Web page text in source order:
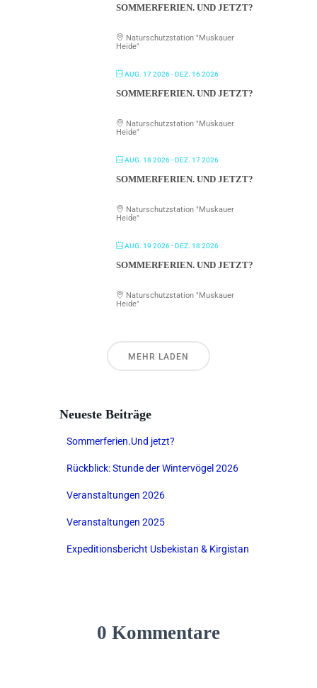
SOMMERFERIEN. UND JETZT?
Naturschutzstation "Muskauer
Heide"
AUG. 17 2026- DEZ. 16 2026
SOMMERFERIEN. UND JETZT?
Naturschutzstation "Muskauer
Heide"
AUG. 18 2026- DEZ. 17 2026
SOMMERFERIEN. UND JETZT?
Naturschutzstation "Muskauer
Heide"
AUG. 19 2026- DEZ. 18 2026
SOMMERFERIEN. UND JETZT?
Naturschutzstation "Muskauer
Heide"
MEHR LADEN
Neueste Beiträge
Sommerferien.Und jetzt?
Rückblick: Stunde der Wintervögel 2026
Veranstaltungen 2026
Veranstaltungen 2025
Expeditionsbericht Usbekistan & Kirgistan
0 Kommentare